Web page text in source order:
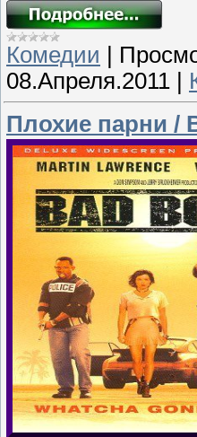
Комедии
08.Апреля.2011
Плохие парни /